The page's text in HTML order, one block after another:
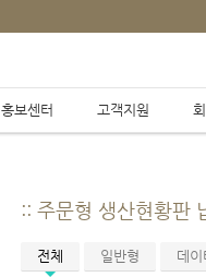
홍보센터 고객지원
:: 주문형 생산현황판
전체 일반형 데이